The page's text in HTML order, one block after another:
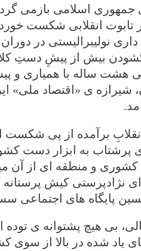
اسلامی بازمی گردد
تابوت انقلابی شکست
نولیبرالیستی در
بیش از پیشِ دستِ
هشت ساله با همیاری و
شیرازه ی «اقتصاد
برآمده از پی شکست
به ابزار دست
و منطقه ای از آن
نژادپرستی کیش
پایگاه های اجتماعی
بی هیچ پشتوانه ی
یاد شده در بالا از سوی